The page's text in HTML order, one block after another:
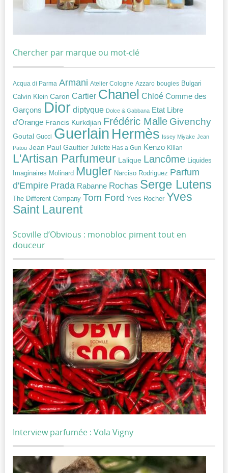
Chercher par marque ou mot-clé
Acqua di Parma Armani Atelier Cologne Azzaro bougies Bulgari
Calvin Klein Caron Cartier Chanel Chloé Comme des
Garçons Dior diptyque Dolce & Gabbana Etat Libre
d'Orange Francis Kurkdjian Frédéric Malle Givenchy
Goutal Gucci Guerlain Hermès Issey Miyake Jean
Patou Jean Paul Gaultier Juliette Has a Gun Kenzo Kilian
L'Artisan Parfumeur Lalique Lancôme
Liquides
Imaginaires Molinard Mugler Narciso Rodriguez Parfum
d'Empire Prada Rabanne Rochas Serge Lutens
The Different Company Tom Ford Yves Rocher Yves
Saint Laurent
Scoville d’Obvious : monobloc piment tout en
douceur
Interview parfumée : Vola Vigny